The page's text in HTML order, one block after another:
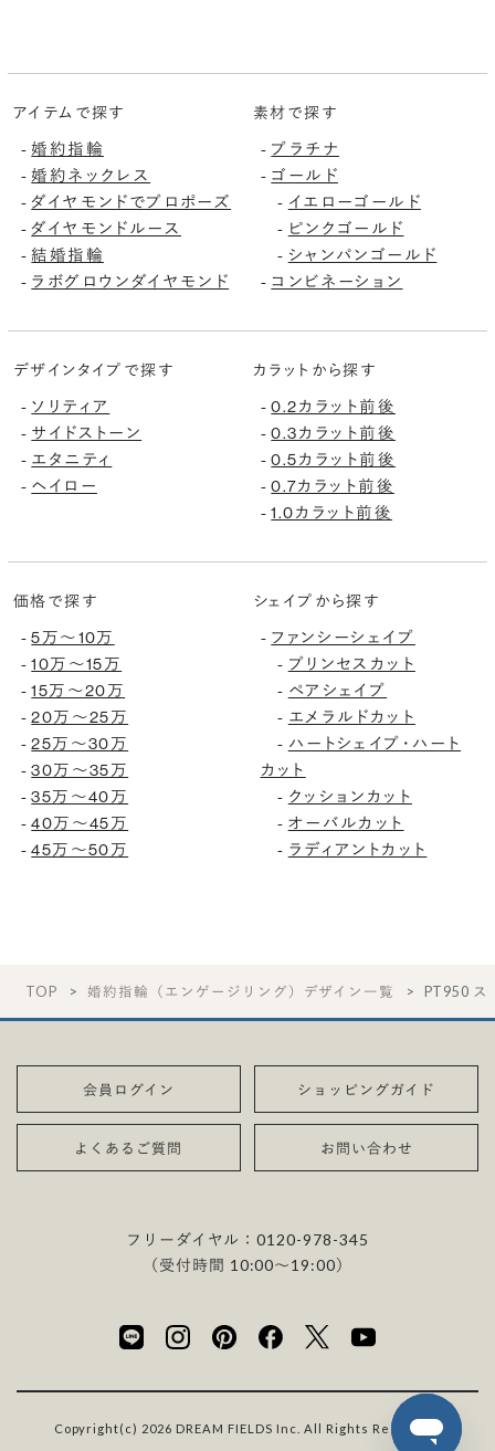
アイテムで探す
-婚約指輪
-婚約ネックレス
-ダイヤモンドでプロポーズ
-ダイヤモンドルース
-結婚指輪
- ラボグロウンダイヤモンド
素材で探す
- プラチナ
- ゴールド
- イエローゴールド
- ピンクゴールド
- シャンパンゴールド
- コンビネーション
デザインタイプで探す
- ソリティア
- サイドストーン
- エタニティ
- ヘイロー
カラットから探す
-0.2カラット前後
-0.3カラット前後
-0.5カラット前後
-0.7カラット前後
-1.0カラット前後
価格で探す
-5万〜10万
-10万〜15万
-15万〜20万
-20万〜25万
-25万〜30万
-30万〜35万
-35万〜40万
-40万〜45万
-45万〜50万
シェイプから探す
- ファンシーシェイプ
- プリンセスカット
- ペアシェイプ
- エメラルドカット
- ハートシェイプ・ハート
カット
- クッションカット
- オーバルカット
- ラディアントカット
TOP 婚約指輪（エンゲージリング）デザイン一覧 PT950 ス
会員ログイン ショッピングガイド
よくあるご質問 お問い合わせ
フリーダイヤル：0120-978-345
（受付時間 10:00〜19:00）
Copyright(c) 2026 DREAM FIELDS Inc. All Rights Reserved.